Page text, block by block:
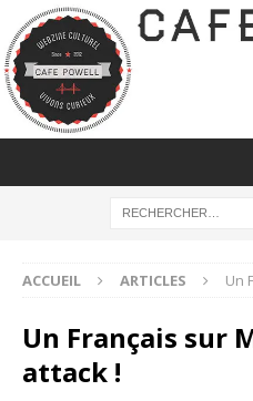
ACCUEIL ARTICLES Un
Un Français sur
attack !